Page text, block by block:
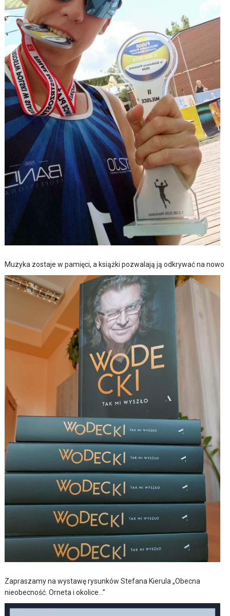
Muzyka zostaje w pamięci, a książki pozwalają ją odkrywać na nowo
Zapraszamy na wystawę rysunków Stefana Kierula „Obecna
nieobecność. Orneta i okolice…”